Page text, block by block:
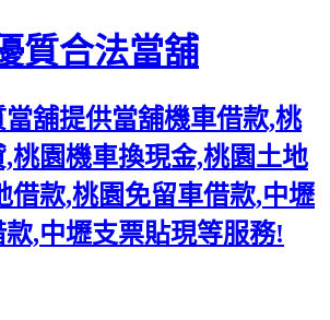
質合法當舖
舖提供當舖機車借款,桃
,桃園機車換現金,桃園土地
借款,桃園免留車借款,中壢
,中壢支票貼現等服務!